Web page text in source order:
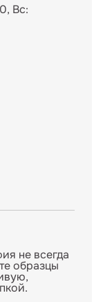
Вс:
не всегда
образцы